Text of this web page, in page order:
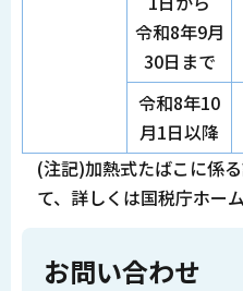
令和8年9月
30日まで
令和8年10
月1日以降
(注記)加熱式たばこに係
て、詳しくは国税庁ホー
お問い合わせ